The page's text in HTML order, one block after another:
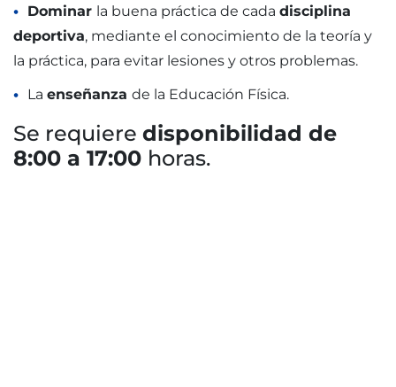
Dominar la buena práctica de cada disciplina
deportiva, mediante el conocimiento de la teoría y
la práctica, para evitar lesiones y otros problemas.
La enseñanza de la Educación Física.
Se requiere disponibilidad de
8:00 a 17:00 horas.